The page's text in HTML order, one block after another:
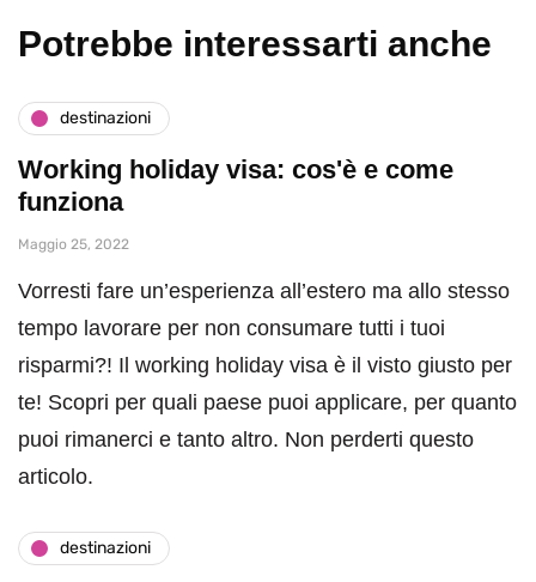
Potrebbe interessarti anche
destinazioni
Working holiday visa: cos'è e come
funziona
Maggio 25, 2022
Vorresti fare un’esperienza all’estero ma allo stesso
tempo lavorare per non consumare tutti i tuoi
risparmi?! Il working holiday visa è il visto giusto per
te! Scopri per quali paese puoi applicare, per quanto
puoi rimanerci e tanto altro. Non perderti questo
articolo.
destinazioni